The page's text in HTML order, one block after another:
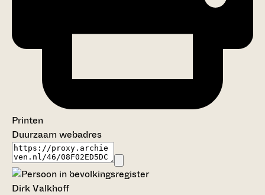
Printen
Duurzaam webadres
Dirk Valkhoff